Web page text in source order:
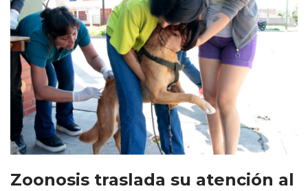
Zoonosis traslada su atención al